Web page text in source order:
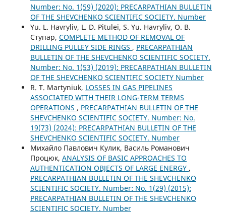
Number: No. 1(59) (2020): PRECARPATHIAN BULLETIN
OF THE SHEVCHENKO SCIENTIFIC SOCIETY. Number
Yu. L. Havryliv, L. D. Pitulei, S. Yu. Havryliv, О. В.
Ступар, COMPLETE METHOD OF REMOVAL OF
DRILLING PULLEY SIDE RINGS , PRECARPATHIAN
BULLETIN OF THE SHEVCHENKO SCIENTIFIC SOCIETY.
Number: No. 1(53) (2019): PRECARPATHIAN BULLETIN
OF THE SHEVCHENKO SCIENTIFIC SOCIETY Number
R. Т. Martyniuk, LOSSES IN GAS PIPELINES
ASSOCIATED WITH THEIR LONG-TERM TERMS
OPERATIONS , PRECARPATHIAN BULLETIN OF THE
SHEVCHENKO SCIENTIFIC SOCIETY. Number: No.
19(73) (2024): PRECARPATHIAN BULLETIN OF THE
SHEVCHENKO SCIENTIFIC SOCIETY. Number
Михайло Павлович Кулик, Василь Романович
Процюк, ANALYSIS OF BASIC APPROACHES TO
AUTHENTICATION OBJECTS OF LARGE ENERGY ,
PRECARPATHIAN BULLETIN OF THE SHEVCHENKO
SCIENTIFIC SOCIETY. Number: No. 1(29) (2015):
PRECARPATHIAN BULLETIN OF THE SHEVCHENKO
SCIENTIFIC SOCIETY. Number